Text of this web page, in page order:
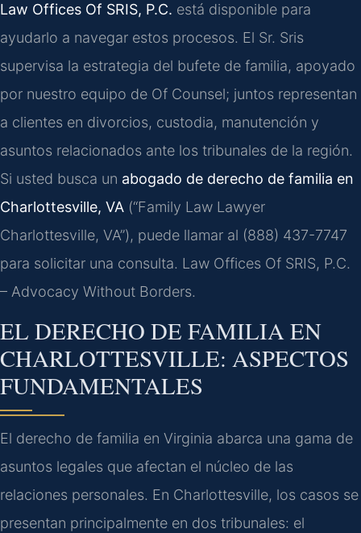
Law Offices Of SRIS, P.C. está disponible para
ayudarlo a navegar estos procesos. El Sr. Sris
supervisa la estrategia del bufete de familia, apoyado
por nuestro equipo de Of Counsel; juntos representan
a clientes en divorcios, custodia, manutención y
asuntos relacionados ante los tribunales de la región.
Si usted busca un abogado de derecho de familia en
Charlottesville, VA (“Family Law Lawyer
Charlottesville, VA”), puede llamar al (888) 437-7747
para solicitar una consulta. Law Offices Of SRIS, P.C.
– Advocacy Without Borders.
EL DERECHO DE FAMILIA EN
CHARLOTTESVILLE: ASPECTOS
FUNDAMENTALES
El derecho de familia en Virginia abarca una gama de
asuntos legales que afectan el núcleo de las
relaciones personales. En Charlottesville, los casos se
presentan principalmente en dos tribunales: el